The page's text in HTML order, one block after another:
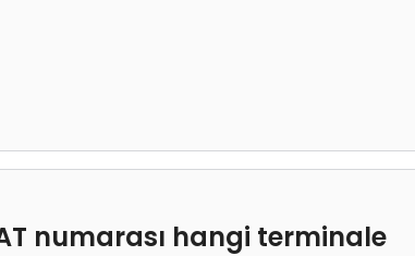
numarası hangi terminale